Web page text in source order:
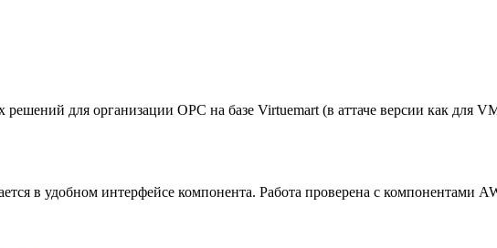
для организации OPC на базе Virtuemart (в аттаче версии как для
в удобном интерфейсе компонента. Работа проверена с компонентами